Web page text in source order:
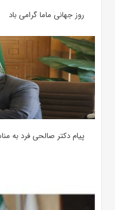
روز جهانی ماما گرامی باد
پیام دکتر صالحی فرد به